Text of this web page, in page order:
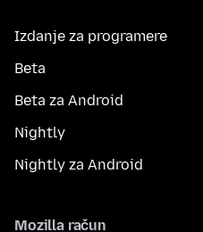
Izdanje za programere
Beta
Beta za Android
Nightly
Nightly za Android
Mozilla račun